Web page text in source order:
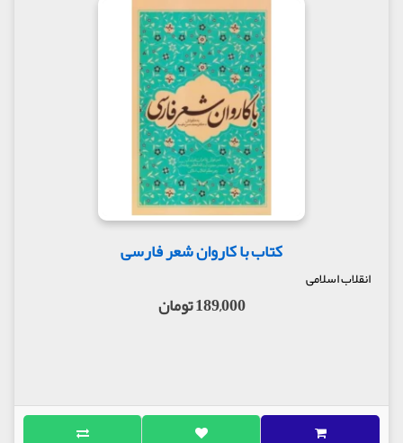
کتاب با کاروان شعر فارسی
انقلاب اسلامی
189,000 تومان